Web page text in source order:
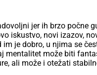
jer ih brzo počne
iskustvo, novi izazov,
im je dobro, u njima se
mentalitet može biti
ali može i otežati